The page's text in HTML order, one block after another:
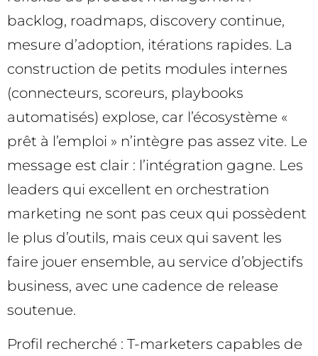
backlog, roadmaps, discovery continue,
mesure d’adoption, itérations rapides. La
construction de petits modules internes
(connecteurs, scoreurs, playbooks
automatisés) explose, car l’écosystème «
prêt à l’emploi » n’intègre pas assez vite. Le
message est clair : l’intégration gagne. Les
leaders qui excellent en orchestration
marketing ne sont pas ceux qui possèdent
le plus d’outils, mais ceux qui savent les
faire jouer ensemble, au service d’objectifs
business, avec une cadence de release
soutenue.
Profil recherché : T-marketers capables de